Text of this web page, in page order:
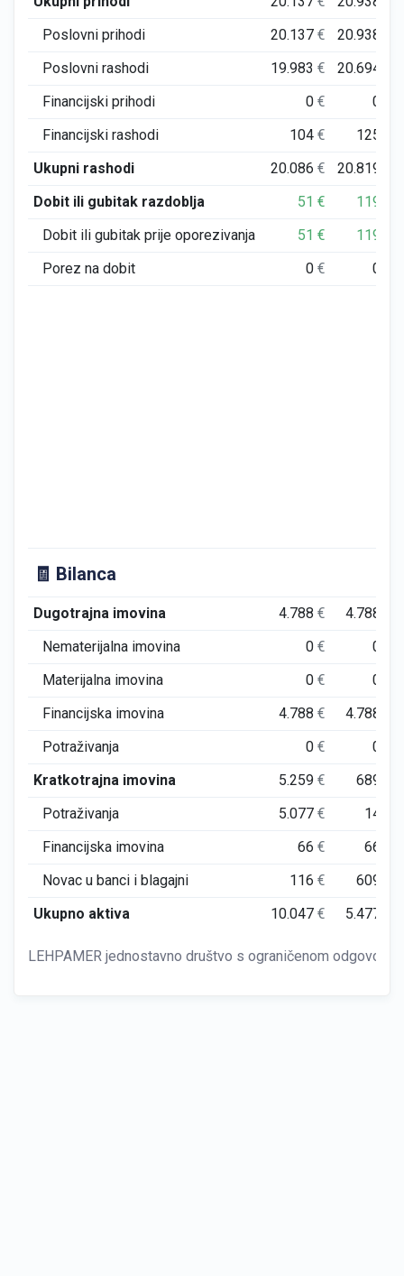
Poslovni prihodi
20.137€ 20.938
Poslovni rashodi
19.983€ 20.694
Financijski prihodi
0€ 0
Financijski rashodi
104€ 125
Ukupni rashodi
20.086€ 20.819
Dobit ili gubitak razdoblja
51€ 119
Dobit ili gubitak prije oporezivanja
51€ 119
Porez na dobit
0€ 0
🧾 Bilanca
Dugotrajna imovina 4.788€ 4.788
Nematerijalna imovina
0€ 0
Materijalna imovina
0€ 0
Financijska imovina
4.788€ 4.788
Potraživanja
0€ 0
Kratkotrajna imovina
5.259€ 689
Potraživanja
5.077€ 14
Financijska imovina
66€ 66
Novac u banci i blagajni
116€ 609
Ukupno aktiva
10.047€ 5.477
LEHPAMER jednostavno društvo s ograničenom